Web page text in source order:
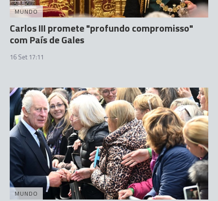
MUNDO
Carlos III promete "profundo compromisso"
com País de Gales
16 Set 17:11
MUNDO